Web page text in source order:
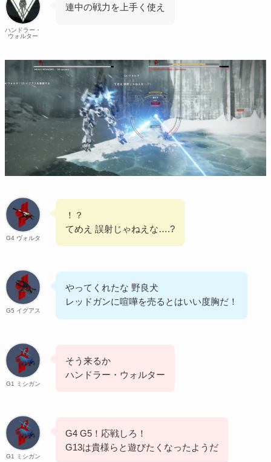
ハンドラー・
ウォルター
連中の戦力を上手く使え
G4 ヴォルタ
！？
てめえ 誤射じゃねえな….?
G5 イグアス
やってくれたな 野良犬
レッドガンに喧嘩を売るとはいい度胸だ！
G1 ミシガン
そう来るか
ハンドラー・ウォルター
G1 ミシガン
G4 G5！応戦しろ！
G13は貴様らと遊びたくなったようだ